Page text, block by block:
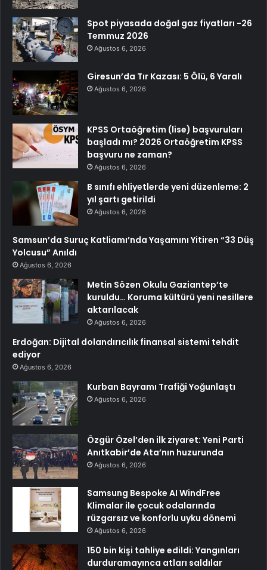
Spot piyasada doğal gaz fiyatları -26
Temmuz 2026
Ağustos 6, 2026
Giresun’da Tır Kazası: 5 Ölü, 6 Yaralı
Ağustos 6, 2026
KPSS Ortaöğretim (lise) başvuruları
başladı mı? 2026 Ortaöğretim KPSS
başvuru ne zaman?
Ağustos 6, 2026
B sınıfı ehliyetlerde yeni düzenleme: 2
yıl şartı getirildi
Ağustos 6, 2026
Samsun’da Suruç Katliamı’nda Yaşamını Yitiren “33 Düş
Yolcusu” Anıldı
Ağustos 6, 2026
Metin Sözen Okulu Gaziantep’te
kuruldu… Koruma kültürü yeni nesillere
aktarılacak
Ağustos 6, 2026
Erdoğan: Dijital dolandırıcılık finansal sistemi tehdit
ediyor
Ağustos 6, 2026
Kurban Bayramı Trafiği Yoğunlaştı
Ağustos 6, 2026
Özgür Özel’den ilk ziyaret: Yeni Parti
Anıtkabir’de Ata’nın huzurunda
Ağustos 6, 2026
Samsung Bespoke AI WindFree
Klimalar ile çocuk odalarında
rüzgarsız ve konforlu uyku dönemi
Ağustos 6, 2026
150 bin kişi tahliye edildi: Yangınları
durduramayınca atları saldılar